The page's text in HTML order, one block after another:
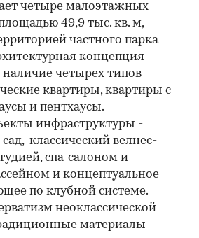
четыре малоэтажных
49,9 тыс. кв. м,
частного парка
концепция
наличие четырех типов
квартиры, квартиры с
и пентхаусы.
инфраструктуры -
классический велнес-
спа-салоном и
и концептуальное
по клубной системе.
неоклассической
материалы